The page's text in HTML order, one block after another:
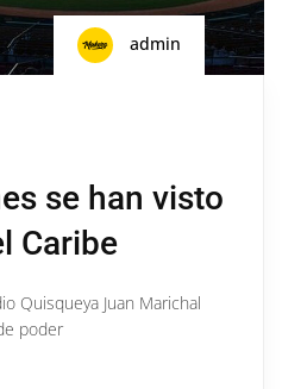
admin
se han visto
Caribe
Quisqueya Juan Marichal
poder